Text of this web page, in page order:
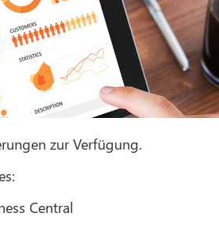
zur Verfügung.
Central